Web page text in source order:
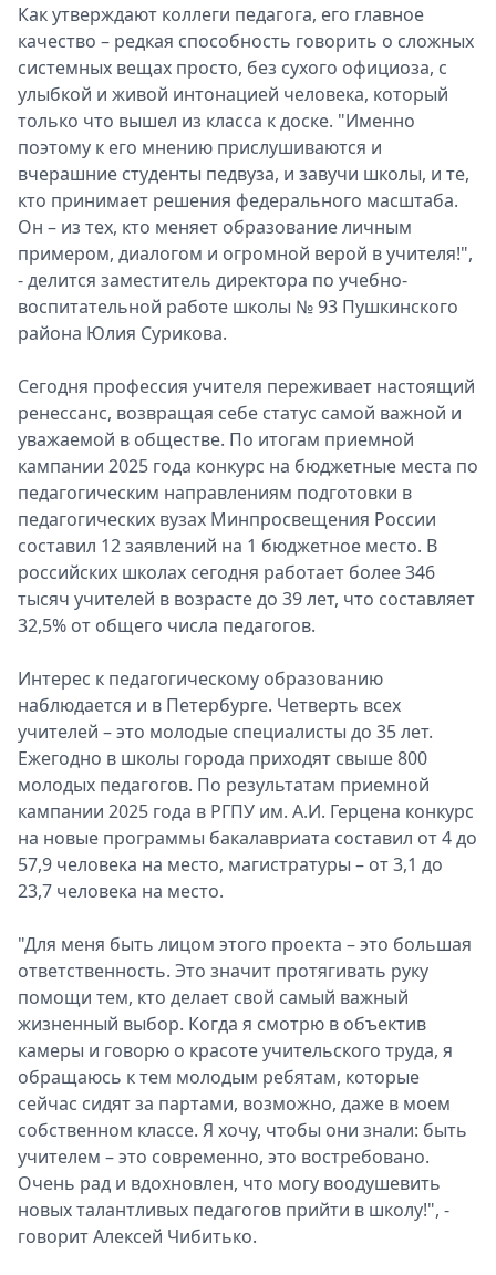
Как утверждают коллеги педагога, его главное
качество – редкая способность говорить о сложных
системных вещах просто, без сухого официоза, с
улыбкой и живой интонацией человека, который
только что вышел из класса к доске. "Именно
поэтому к его мнению прислушиваются и
вчерашние студенты педвуза, и завучи школы, и те,
кто принимает решения федерального масштаба.
Он – из тех, кто меняет образование личным
примером, диалогом и огромной верой в учителя!",
- делится заместитель директора по учебно-
воспитательной работе школы № 93 Пушкинского
района Юлия Сурикова.
Сегодня профессия учителя переживает настоящий
ренессанс, возвращая себе статус самой важной и
уважаемой в обществе. По итогам приемной
кампании 2025 года конкурс на бюджетные места по
педагогическим направлениям подготовки в
педагогических вузах Минпросвещения России
составил 12 заявлений на 1 бюджетное место. В
российских школах сегодня работает более 346
тысяч учителей в возрасте до 39 лет, что составляет
32,5% от общего числа педагогов.
Интерес к педагогическому образованию
наблюдается и в Петербурге. Четверть всех
учителей – это молодые специалисты до 35 лет.
Ежегодно в школы города приходят свыше 800
молодых педагогов. По результатам приемной
кампании 2025 года в РГПУ им. А.И. Герцена конкурс
на новые программы бакалавриата составил от 4 до
57,9 человека на место, магистратуры – от 3,1 до
23,7 человека на место.
"Для меня быть лицом этого проекта – это большая
ответственность. Это значит протягивать руку
помощи тем, кто делает свой самый важный
жизненный выбор. Когда я смотрю в объектив
камеры и говорю о красоте учительского труда, я
обращаюсь к тем молодым ребятам, которые
сейчас сидят за партами, возможно, даже в моем
собственном классе. Я хочу, чтобы они знали: быть
учителем – это современно, это востребовано.
Очень рад и вдохновлен, что могу воодушевить
новых талантливых педагогов прийти в школу!", -
говорит Алексей Чибитько.